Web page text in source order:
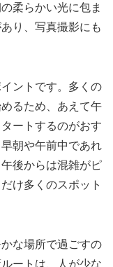
柔らかい光に包ま
り、写真撮影にも
ントです。多くの
るため、あえて午
ートするのがおす
朝や午前中であれ
後からは混雑がピ
け多くのスポット
な場所で過ごすの
ートは、人が少な